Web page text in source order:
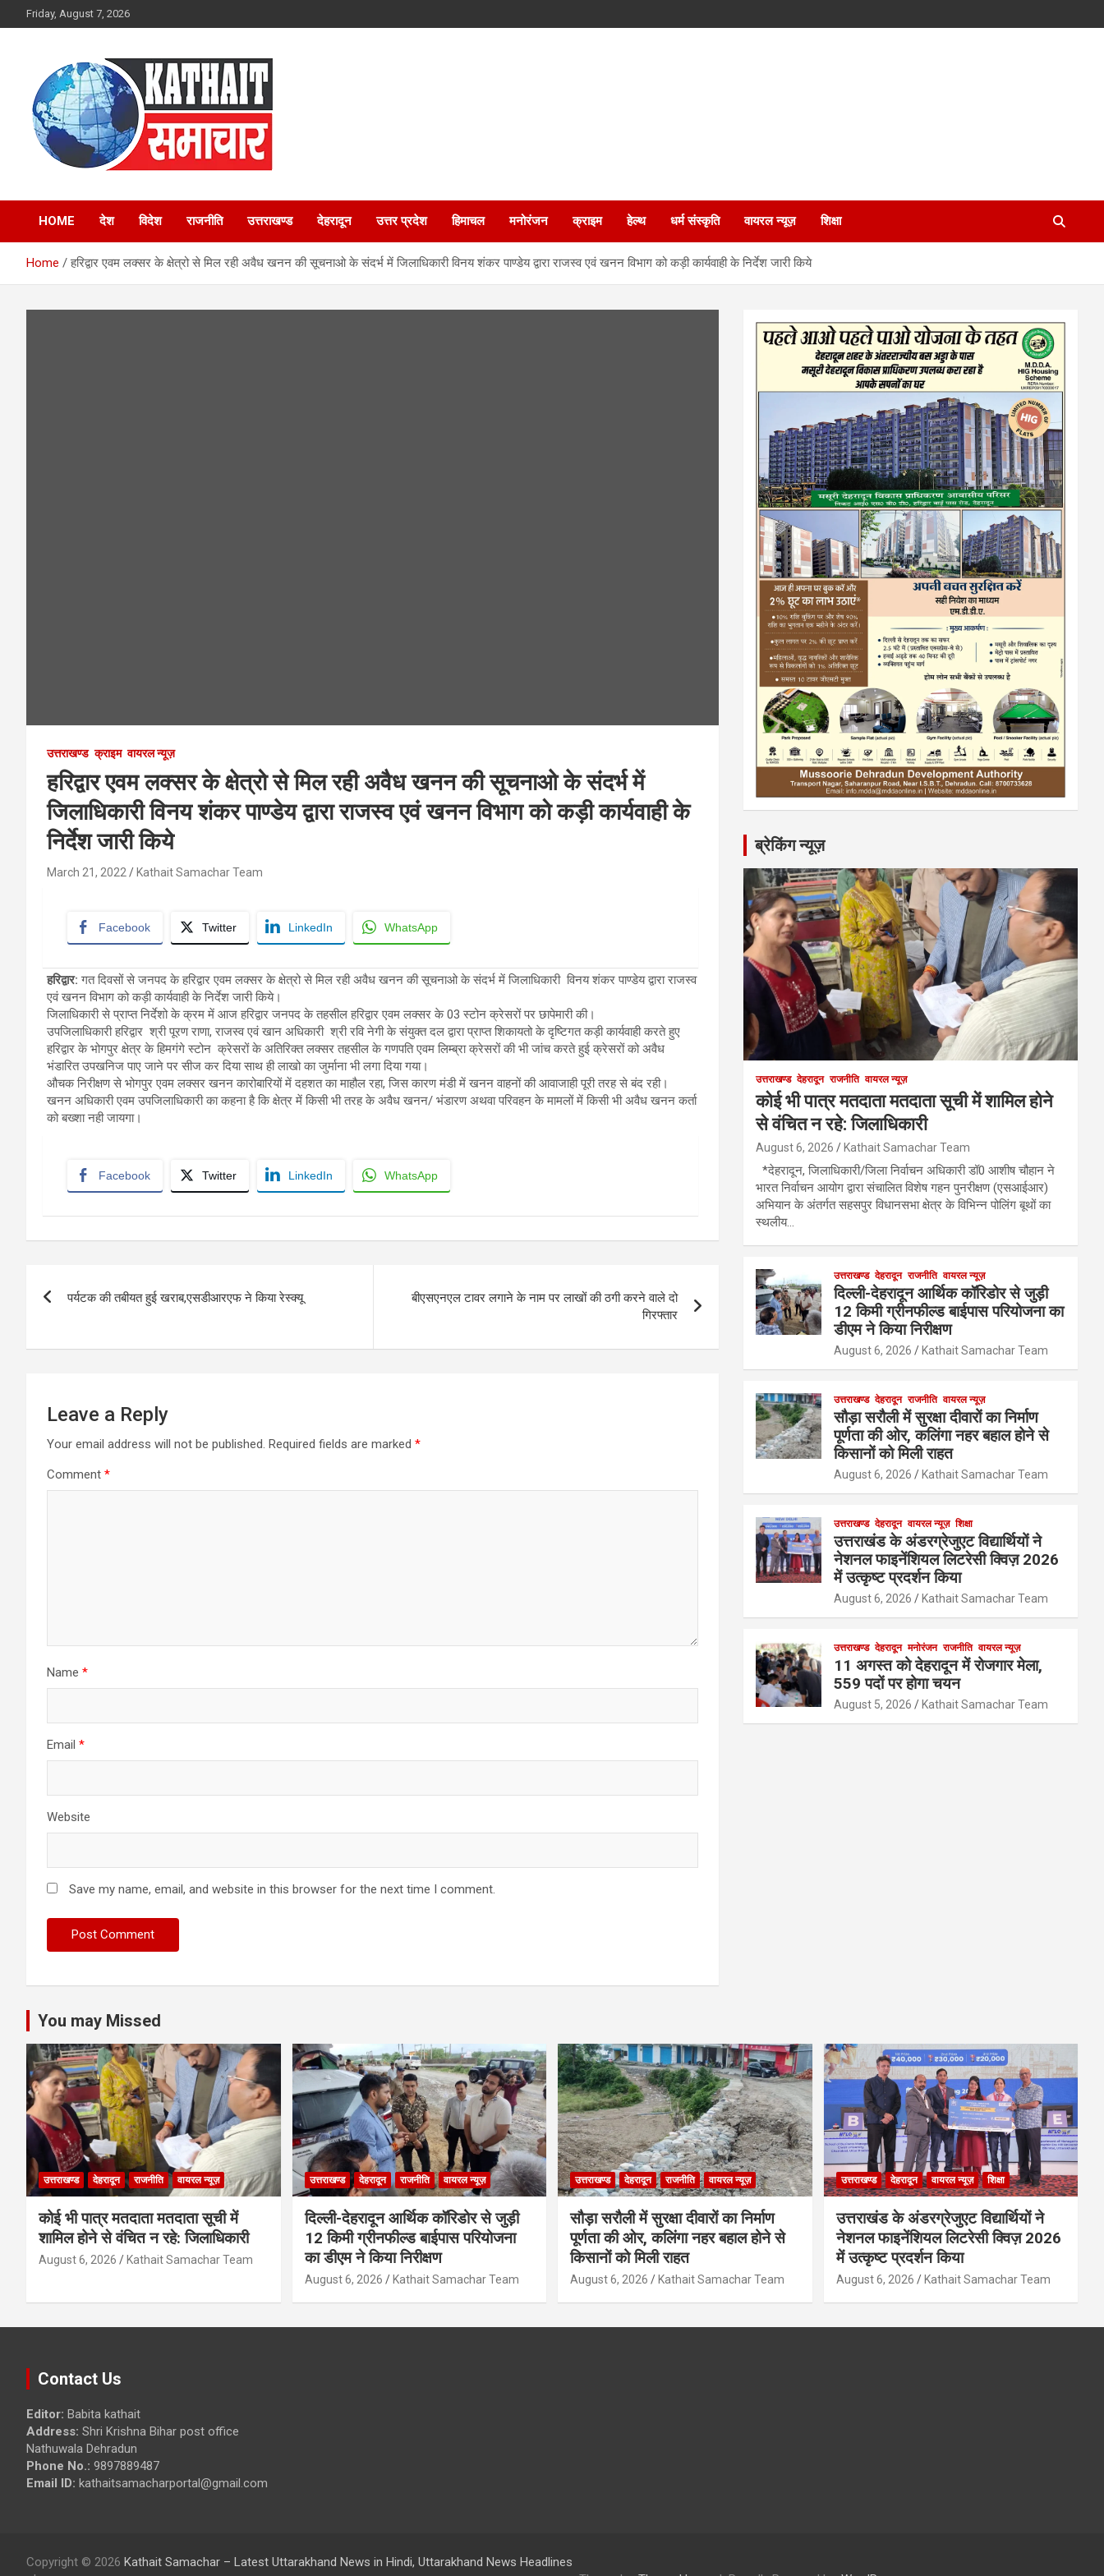
to
Friday, August 7, 2026
Kathait Samachar –
Latest Uttarakhand
News in Hindi,
HOME देश विदेश राजनीति उत्तराखण्ड देहरादून उत्तर प्रदेश हिमाचल मनोरंजन क्राइम हेल्थ धर्म संस्कृति वायरल न्यूज़ शिक्षा
Home हरिद्वार एवम लक्सर के क्षेत्रो से मिल रही अवैध खनन की सूचनाओ के संदर्भ में जिलाधिकारी विनय शंकर पाण्डेय द्वारा राजस्व एवं खनन विभाग को कड़ी कार्यवाही के निर्देश जारी किये
उत्तराखण्ड क्राइम वायरल न्यूज़
हरिद्वार एवम लक्सर के क्षेत्रो से मिल रही अवैध खनन की सूचनाओ के संदर्भ में
जिलाधिकारी विनय शंकर पाण्डेय द्वारा राजस्व एवं खनन विभाग को कड़ी कार्यवाही के
निर्देश जारी किये
March 21, 2022 Kathait Samachar Team
Facebook Twitter LinkedIn WhatsApp
हरिद्वार: गत दिवसों से जनपद के हरिद्वार एवम लक्सर के क्षेत्रो से मिल रही अवैध खनन की सूचनाओ के संदर्भ में जिलाधिकारी विनय शंकर पाण्डेय द्वारा राजस्व
एवं खनन विभाग को कड़ी कार्यवाही के निर्देश जारी किये।
जिलाधिकारी से प्राप्त निर्देशो के क्रम में आज हरिद्वार जनपद के तहसील हरिद्वार एवम लक्सर के 03 स्टोन क्रेसरों पर छापेमारी की।
उपजिलाधिकारी हरिद्वार श्री पूरण राणा, राजस्व एवं खान अधिकारी श्री रवि नेगी के संयुक्त दल द्वारा प्राप्त शिकायतो के दृष्टिगत कड़ी कार्यवाही करते हुए
हरिद्वार के भोगपुर क्षेत्र के हिमगंगे स्टोन क्रेसरों के अतिरिक्त लक्सर तहसील के गणपति एवम लिम्ब्रा क्रेसरों की भी जांच करते हुई क्रेसरों को अवैध
भंडारित उपखनिज पाए जाने पर सीज कर दिया साथ ही लाखो का जुर्माना भी लगा दिया गया।
औचक निरीक्षण से भोगपुर एवम लक्सर खनन कारोबारियों में दहशत का माहौल रहा, जिस कारण मंडी में खनन वाहनों की आवाजाही पूरी तरह से बंद रही।
खनन अधिकारी एवम उपजिलाधिकारी का कहना है कि क्षेत्र में किसी भी तरह के अवैध खनन/ भंडारण अथवा परिवहन के मामलों में किसी भी अवैध खनन कर्ता
को बख्शा नही जायगा।
Facebook Twitter LinkedIn WhatsApp
navigation
पर्यटक की तबीयत हुई खराब,एसडीआरएफ ने किया रेस्क्यू
बीएसएनएल टावर लगाने के नाम पर लाखों की ठगी करने वाले दो
गिरफ्तार
Leave a Reply
Your email address will not be published. Required fields are marked *
Comment *
Name *
Email *
Website
Save my name, email, and website in this browser for the next time I comment.
ब्रेकिंग न्यूज़
उत्तराखण्ड देहरादून राजनीति वायरल न्यूज़
कोई भी पात्र मतदाता मतदाता सूची में शामिल होने
से वंचित न रहे: जिलाधिकारी
August 6, 2026 Kathait Samachar Team
*देहरादून, जिलाधिकारी/जिला निर्वाचन अधिकारी डॉ0 आशीष चौहान ने
भारत निर्वाचन आयोग द्वारा संचालित विशेष गहन पुनरीक्षण (एसआईआर)
अभियान के अंतर्गत सहसपुर विधानसभा क्षेत्र के विभिन्न पोलिंग बूथों का
स्थलीय…
उत्तराखण्ड देहरादून राजनीति वायरल न्यूज़
दिल्ली-देहरादून आर्थिक कॉरिडोर से जुड़ी
12 किमी ग्रीनफील्ड बाईपास परियोजना का
डीएम ने किया निरीक्षण
August 6, 2026 Kathait Samachar Team
उत्तराखण्ड देहरादून राजनीति वायरल न्यूज़
सौड़ा सरौली में सुरक्षा दीवारों का निर्माण
पूर्णता की ओर, कलिंगा नहर बहाल होने से
किसानों को मिली राहत
August 6, 2026 Kathait Samachar Team
उत्तराखण्ड देहरादून वायरल न्यूज़ शिक्षा
उत्तराखंड के अंडरग्रेजुएट विद्यार्थियों ने
नेशनल फाइनेंशियल लिटरेसी क्विज़ 2026
में उत्कृष्ट प्रदर्शन किया
August 6, 2026 Kathait Samachar Team
उत्तराखण्ड देहरादून मनोरंजन राजनीति वायरल न्यूज़
11 अगस्त को देहरादून में रोजगार मेला,
559 पदों पर होगा चयन
August 5, 2026 Kathait Samachar Team
You may Missed
उत्तराखण्ड देहरादून राजनीति वायरल न्यूज़
कोई भी पात्र मतदाता मतदाता सूची में
शामिल होने से वंचित न रहे: जिलाधिकारी
August 6, 2026 Kathait Samachar Team
उत्तराखण्ड देहरादून राजनीति वायरल न्यूज़
दिल्ली-देहरादून आर्थिक कॉरिडोर से जुड़ी
12 किमी ग्रीनफील्ड बाईपास परियोजना
का डीएम ने किया निरीक्षण
August 6, 2026 Kathait Samachar Team
उत्तराखण्ड देहरादून राजनीति वायरल न्यूज़
सौड़ा सरौली में सुरक्षा दीवारों का निर्माण
पूर्णता की ओर, कलिंगा नहर बहाल होने से
किसानों को मिली राहत
August 6, 2026 Kathait Samachar Team
उत्तराखण्ड देहरादून वायरल न्यूज़ शिक्षा
उत्तराखंड के अंडरग्रेजुएट विद्यार्थियों ने
नेशनल फाइनेंशियल लिटरेसी क्विज़ 2026
में उत्कृष्ट प्रदर्शन किया
August 6, 2026 Kathait Samachar Team
Contact Us
Editor: Babita kathait
Address: Shri Krishna Bihar post office
Nathuwala Dehradun
Phone No.: 9897889487
Email ID: kathaitsamacharportal@gmail.com
Copyright © 2026 Kathait Samachar – Latest Uttarakhand News in Hindi, Uttarakhand News Headlines